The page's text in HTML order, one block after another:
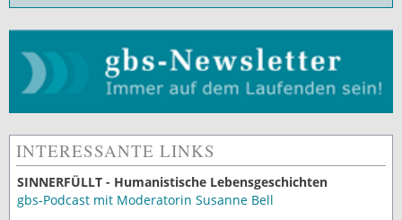
INTERESSANTE LINKS
SINNERFÜLLT - Humanistische Lebensgeschichten
gbs-Podcast mit Moderatorin Susanne Bell